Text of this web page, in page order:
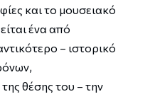
και το μουσειακό
ένα από
– ιστορικό
θέσης του – την